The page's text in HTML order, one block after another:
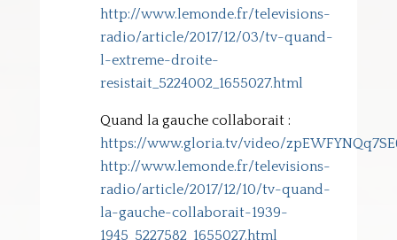
http://www.lemonde.fr/televisions-
radio/article/2017/12/03/tv-quand-
l-extreme-droite-
resistait_5224002_1655027.html
Quand la gauche collaborait :
https://www.gloria.tv/video/
http://www.lemonde.fr/televisions-
radio/article/2017/12/10/tv-quand-
la-gauche-collaborait-1939-
1945_5227582_1655027.html